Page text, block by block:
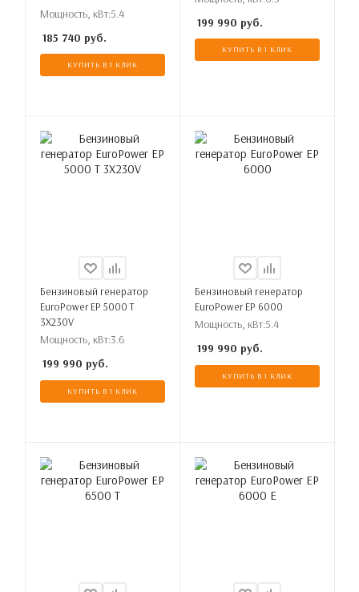
Мощность, кВт:5.4
185 740 руб.
КУПИТЬ В 1 КЛИК
199 990 руб.
КУПИТЬ В 1 КЛИК
Бензиновый генератор
EuroPower EP 5000 T
3X230V
Мощность, кВт:3.6
199 990 руб.
КУПИТЬ В 1 КЛИК
Бензиновый генератор
EuroPower EP 6000
Мощность, кВт:5.4
199 990 руб.
КУПИТЬ В 1 КЛИК